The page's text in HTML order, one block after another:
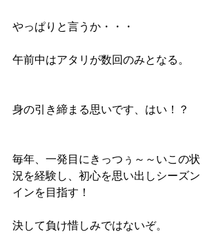
やっぱりと言うか・・・
午前中はアタリが数回のみとなる。
身の引き締まる思いです、はい！？
毎年、一発目にきっつぅ～～いこの状
況を経験し、初心を思い出しシーズン
インを目指す！
決して負け惜しみではないぞ。